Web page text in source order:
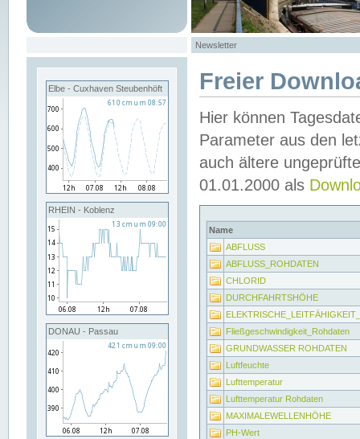
Newsletter
Elbe - Cuxhaven Steubenhöft
RHEIN - Koblenz
DONAU - Passau
Freier
Hier können
Parameter aus den
auch ältere
01.01.2000 als
Name
ABFLUSS
ABFLUSS_ROHDATEN
CHLORID
DURCHFAHRTSHÖHE
Fließgeschwindigkeit_Rohdaten
GRUNDWASSER ROHDATEN
Luftfeuchte
Lufttemperatur
Lufttemperatur Rohdaten
MAXIMALEWELLENHÖHE
PH-Wert